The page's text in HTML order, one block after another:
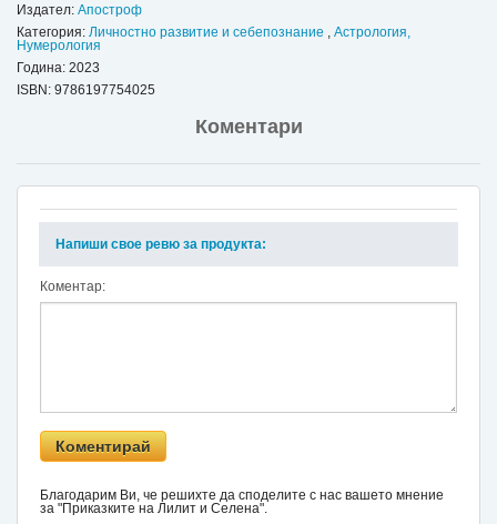
Издател: Апостроф
Категория: Личностно развитие и себепознание
Астрология,
Нумерология
Година: 2023
ISBN: 9786197754025
Коментари
Напиши свое ревю за продукта:
Коментар:
Благодарим Ви, че решихте да споделите с нас вашето мнение
за "Приказките на Лилит и Селена".